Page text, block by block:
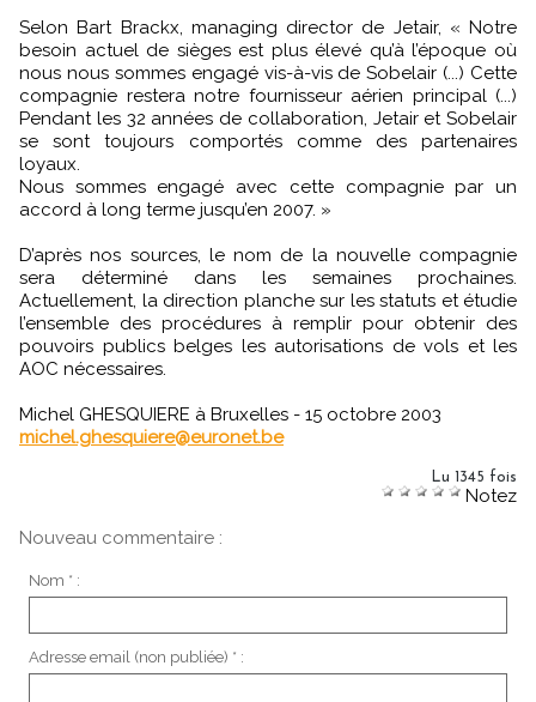
Selon Bart Brackx, managing director de Jetair, « Notre
besoin actuel de sièges est plus élevé qu’à l’époque où
nous nous sommes engagé vis-à-vis de Sobelair (...) Cette
compagnie restera notre fournisseur aérien principal (...)
Pendant les 32 années de collaboration, Jetair et Sobelair
se sont toujours comportés comme des partenaires
loyaux.
Nous sommes engagé avec cette compagnie par un
accord à long terme jusqu’en 2007. »
D’après nos sources, le nom de la nouvelle compagnie
sera déterminé dans les semaines prochaines.
Actuellement, la direction planche sur les statuts et étudie
l’ensemble des procédures à remplir pour obtenir des
pouvoirs publics belges les autorisations de vols et les
AOC nécessaires.
Michel GHESQUIERE à Bruxelles - 15 octobre 2003
michel.ghesquiere@euronet.be
Lu 1345 fois
Notez
Nouveau commentaire :
Nom * :
Adresse email (non publiée) * :